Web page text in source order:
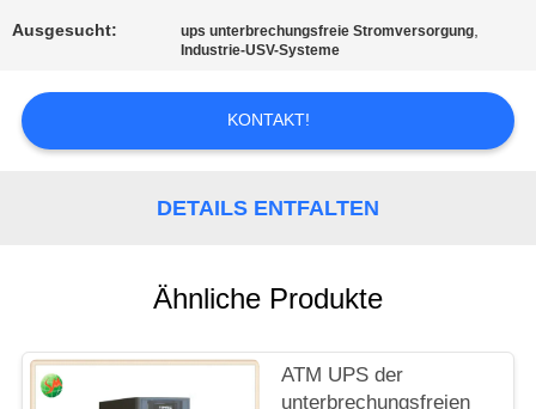
NACHRICHTEN
FORDERN
PRIVACY
POLICY
Ausgesucht: ups unterbrechungsfreie Stromversorgung,
Industrie-USV-Systeme
KONTAKT!
DETAILS ENTFALTEN
Ähnliche Produkte
ATM UPS der
unterbrechungsfreien